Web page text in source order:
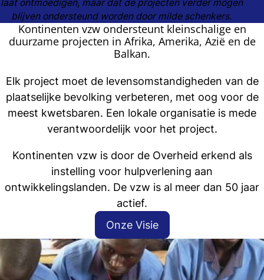
laat ontmoedigen, maar dat de projecten verder mogen
blijven ondersteund worden door milde schenkers.
Kontinenten vzw ondersteunt kleinschalige en
duurzame projecten in Afrika, Amerika, Azië en de
Balkan.
Elk project moet de levensomstandigheden van de
plaatselijke bevolking verbeteren, met oog voor de
meest kwetsbaren. Een lokale organisatie is mede
verantwoordelijk voor het project.
Kontinenten vzw is door de Overheid erkend als
instelling voor hulpverlening aan
ontwikkelingslanden. De vzw is al meer dan 50 jaar
actief.
Onze Visie